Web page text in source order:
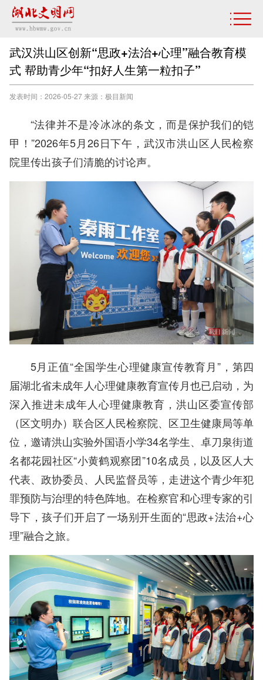
武汉洪山区创新“思政+法治+心理”融合教育模
式 帮助青少年“扣好人生第一粒扣子”
发表时间：2026-05-27 来源：极目新闻
“法律并不是冷冰冰的条文，而是保护我们的铠
甲！”2026年5月26日下午，武汉市洪山区人民检察
院里传出孩子们清脆的讨论声。
5月正值“全国学生心理健康宣传教育月”，第四
届湖北省未成年人心理健康教育宣传月也已启动，为
深入推进未成年人心理健康教育，洪山区委宣传部
（区文明办）联合区人民检察院、区卫生健康局等单
位，邀请洪山实验外国语小学34名学生、卓刀泉街道
名都花园社区“小黄鹤观察团”10名成员，以及区人大
代表、政协委员、人民监督员等，走进这个青少年犯
罪预防与治理的特色阵地。在检察官和心理专家的引
导下，孩子们开启了一场别开生面的“思政+法治+心
理”融合之旅。